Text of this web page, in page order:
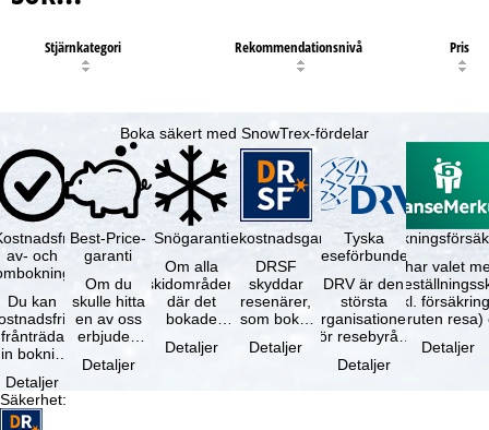
Stjärnkategori Rekommendationsnivå Pris
Boka säkert med SnowTrex-fördelar
av- och
Du kan
frånträda
bokning
efter
…
Detaljer
Best-Price-
garanti
Om du
skulle hitta
en av oss
erbjuden
samma
Detaljer
Snögaranti
Om alla
skidområden
där det
bokade
gäller –
Detaljer
Resekostnadsgaranti
DRSF
skyddar
resenärer,
som bokat
paketresa
Detaljer
Tyska
reseförbundet
DRV är den
största
organisationen
för resebyråer
researrangörer
Detaljer
Du har valet
(inkl.
avbruten resa)
Detaljer
Säkerhet: